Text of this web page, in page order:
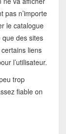
pas n’importe
le catalogue
des sites
liens
l’utilisateur.
trop
fiable on